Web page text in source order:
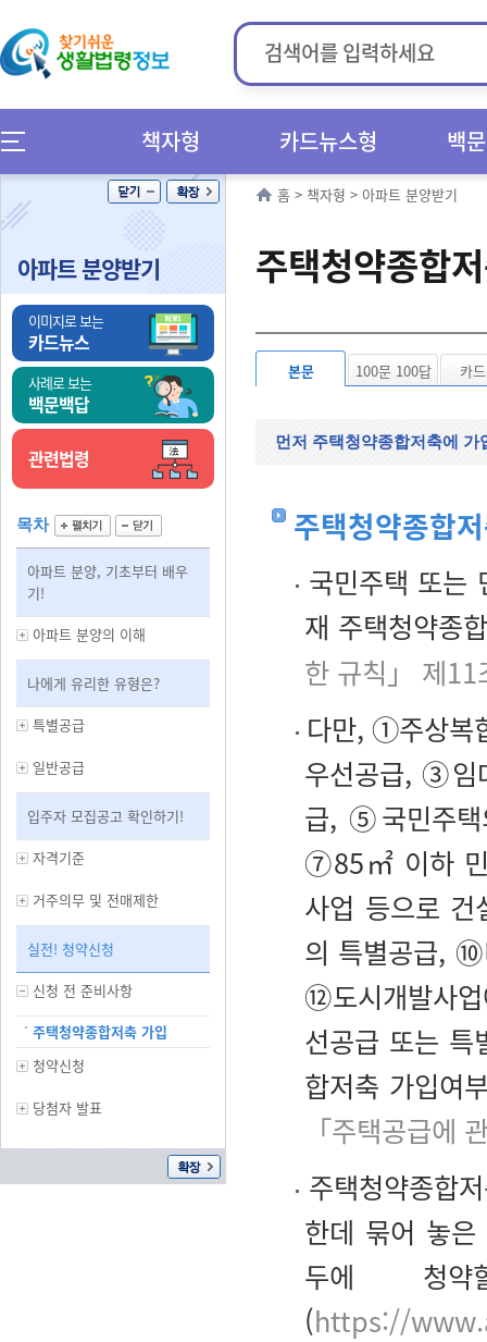
책자형 카드뉴스형 백
아파트 분양받기
이미지로 보는
카드뉴스
사례로 보는
백문백답
관련법령
목차
아파트 분양, 기초부터 배우
기!
아파트 분양의 이해
나에게 유리한 유형은?
특별공급
일반공급
입주자 모집공고 확인하기!
자격기준
거주의무 및 전매제한
실전! 청약신청
신청 전 준비사항
주택청약종합저축 가입
청약신청
당첨자 발표
홈 > 책자형 > 아파트 분양받기
주택청약종합
본문 100문 100답 카
먼저 주택청약종합저축에 가
주택청약종합
국민주택 또는
재 주택청약종
한 규칙」 제11
다만, ①주상복
우선공급, ③임
급, ⑤국민주택
⑦85㎡ 이하 민
사업 등으로
의 특별공급, ⑩
⑫도시개발사업
선공급 또는 특
합저축 가입여
「주택공급에
주택청약종합
한데 묶어 놓은
두에 청약
(https://